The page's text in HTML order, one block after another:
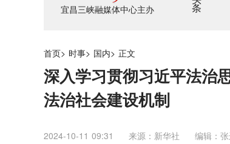
宜昌三峡融媒体中心主办
首页> 时事> 国内> 正文
深入学习贯彻习近平法治
法治社会建设机制
2024-10-11 09:31 来源：新华社 编辑：